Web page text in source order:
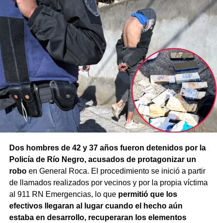
Dos hombres de 42 y 37 años fueron detenidos por la
Policía de Río Negro, acusados de protagonizar un
roboen General Roca. El procedimiento se inició a partir
de llamados realizados por vecinos y por la propia víctima
al 911 RN Emergencias, lo que permitió que los
efectivos llegaran al lugar cuando el hecho aún
estaba en desarrollo, recuperaran los elementos